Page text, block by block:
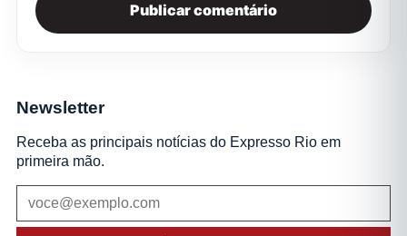
Newsletter
Receba as principais notícias do Expresso Rio em
primeira mão.